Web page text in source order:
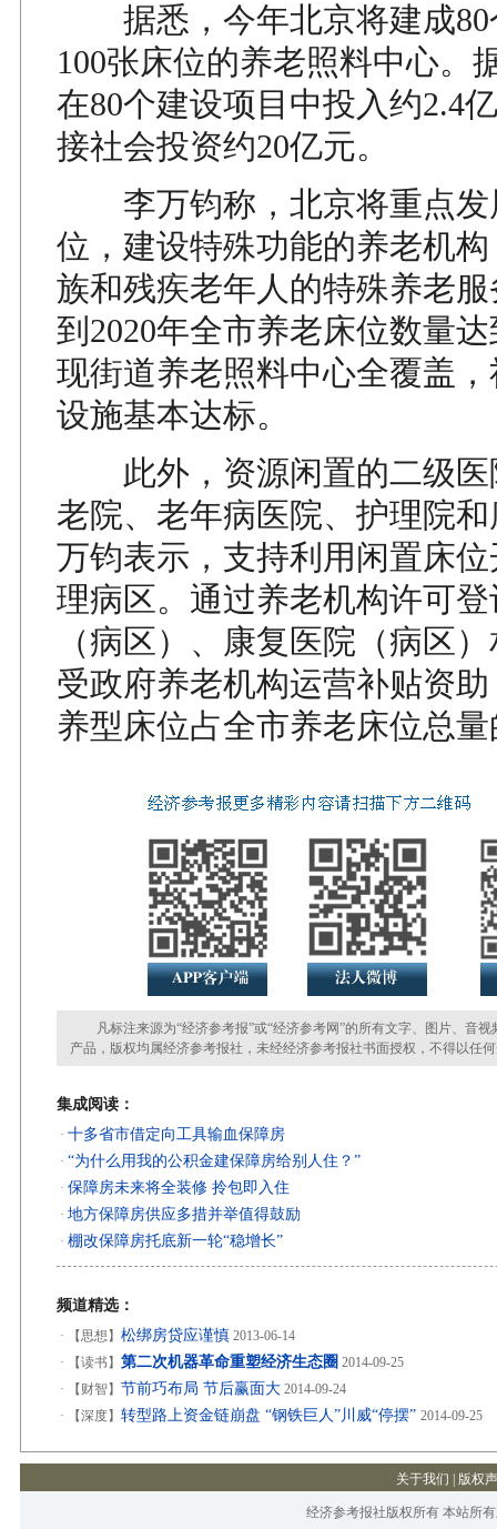
据悉，今年北京将建成80
100张床位的养老照料中心。
在80个建设项目中投入约2.4
接社会投资约20亿元。
李万钧称，北京将重点发
位，建设特殊功能的养老机
族和残疾老年人的特殊养老
到2020年全市养老床位数量
现街道养老照料中心全覆盖
设施基本达标。
此外，资源闲置的二级医
老院、老年病医院、护理院
万钧表示，支持利用闲置床
理病区。通过养老机构许可
（病区）、康复医院（病区
受政府养老机构运营补贴资
养型床位占全市养老床位总量
凡标注来源为“经济参考报”或“经济参考网”的所有文字、图片、音视
产品，版权均属经济参考报社，未经经济参考报社书面授权，不得以任
集成阅读：
· 十多省市借定向工具输血保障房
· “为什么用我的公积金建保障房给别人住？”
· 保障房未来将全装修 拎包即入住
· 地方保障房供应多措并举值得鼓励
· 棚改保障房托底新一轮“稳增长”
频道精选：
· 【思想】 松绑房贷应谨慎 2013-06-14
·
【读书】 第二次机器革命重塑经济生态圈 2014-09-25
·
【财智】 节前巧布局 节后赢面大 2014-09-24
·
【深度】 转型路上资金链崩盘 “钢铁巨人”川威“停摆” 2014-09-25
关于我们 版权
经济参考报社版权所有 本站所